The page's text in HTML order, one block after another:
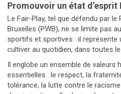
Promouvoir un état d’esprit
Le Fair-Play, tel que défendu par le
Bruxelles (PWB), ne se limite pas
sportifs et sportives : il représente
cultiver au quotidien, dans toutes
Il englobe un ensemble de valeurs
essentielles : le respect, la
tolérance, la lutte contre le